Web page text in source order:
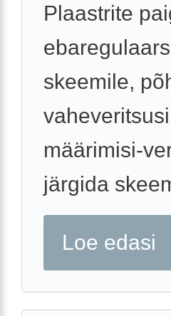
Plaastrite
skeemile,
määrimisi-
järgida
Loe edasi